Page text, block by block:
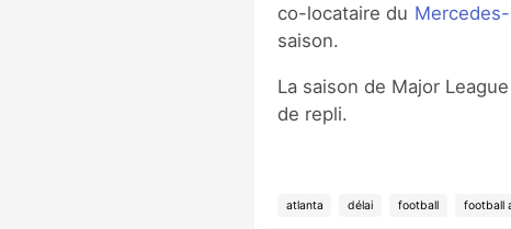
co-locataire du
saison.
La saison de Major
de repli.
atlanta délai football football